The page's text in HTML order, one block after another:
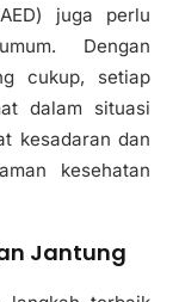
juga perlu
Dengan
cukup, setiap
dalam situasi
kesadaran dan
kesehatan
Jantung